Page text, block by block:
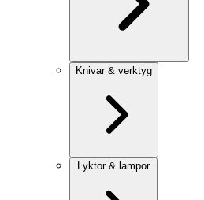
Knivar & verktyg
Lyktor & lampor